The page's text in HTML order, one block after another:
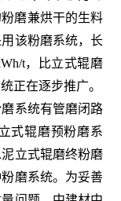
磨兼烘干的生料
该粉磨系统，长
t，比立式辊磨
正在逐步推广。
系统有管磨闭路
式辊磨预粉磨系
立式辊磨终粉磨
磨系统。为妥善